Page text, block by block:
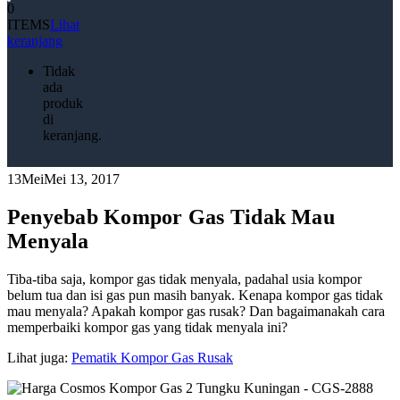
0
ITEMSLihat
keranjang
Tidak
ada
produk
di
keranjang.
13MeiMei 13, 2017
Penyebab Kompor Gas Tidak Mau
Menyala
Tiba-tiba saja, kompor gas tidak menyala, padahal usia kompor
belum tua dan isi gas pun masih banyak. Kenapa kompor gas tidak
mau menyala? Apakah kompor gas rusak? Dan bagaimanakah cara
memperbaiki kompor gas yang tidak menyala ini?
Lihat juga: Pematik Kompor Gas Rusak